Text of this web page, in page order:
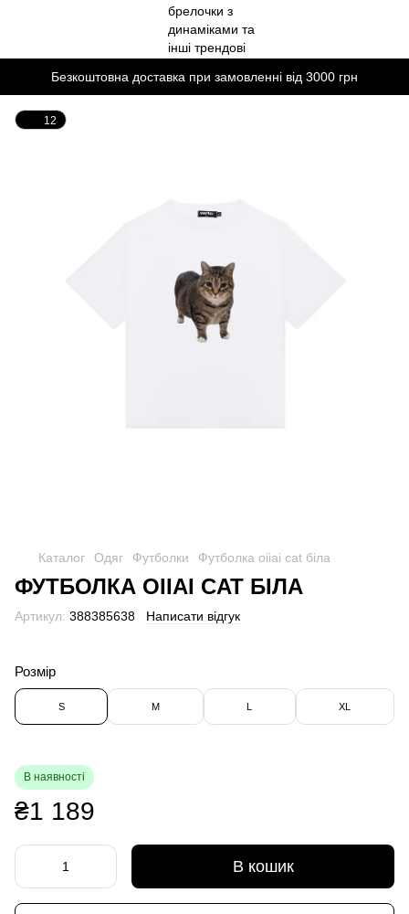
Безкоштовна доставка при замовленні від 3000 грн
12
Каталог Одяг Футболки Футболка oiiai cat біла
ФУТБОЛКА OIIAI CAT БІЛА
Артикул: 388385638 Написати відгук
Розмір
S M L XL
В наявності
₴1 189
В кошик